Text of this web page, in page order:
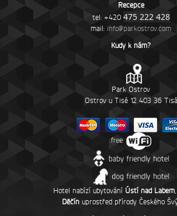
Recepce
tel: +420 475 222 428
mail: info@parkostrov.com
Kudy k nám?
Park Ostrov
Ostrov u Tisé 12 403 36 Tisá
Hotel nabízí ubytování Ústí nad Labem,
Děčín uprostřed přírody Českého